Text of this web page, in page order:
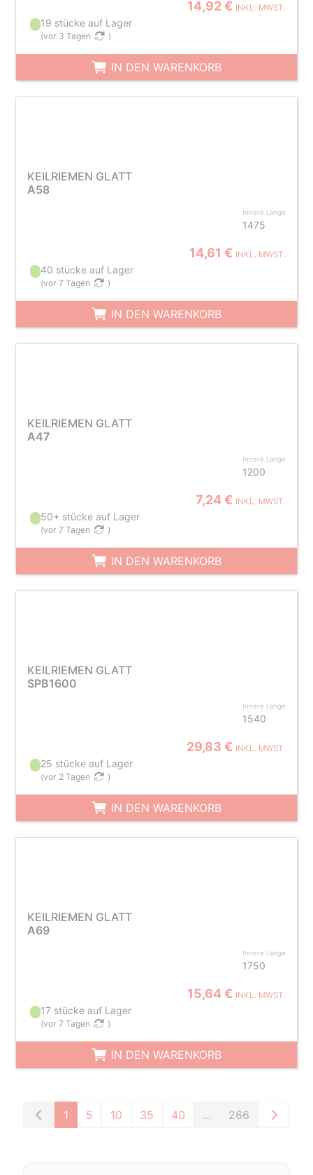
14,92 € INKL. MWST.
19 stücke auf Lager
(vor 3 Tagen )
IN DEN WARENKORB
KEILRIEMEN GLATT
A58
Innere Länge
1475
14,61 € INKL. MWST.
40 stücke auf Lager
(vor 7 Tagen )
IN DEN WARENKORB
KEILRIEMEN GLATT
A47
Innere Länge
1200
7,24 € INKL. MWST.
50+ stücke auf Lager
(vor 7 Tagen )
IN DEN WARENKORB
KEILRIEMEN GLATT
SPB1600
Innere Länge
1540
29,83 € INKL. MWST.
25 stücke auf Lager
(vor 2 Tagen )
IN DEN WARENKORB
KEILRIEMEN GLATT
A69
Innere Länge
1750
15,64 € INKL. MWST.
17 stücke auf Lager
(vor 7 Tagen )
IN DEN WARENKORB
1 5 10 35 40 ... 266